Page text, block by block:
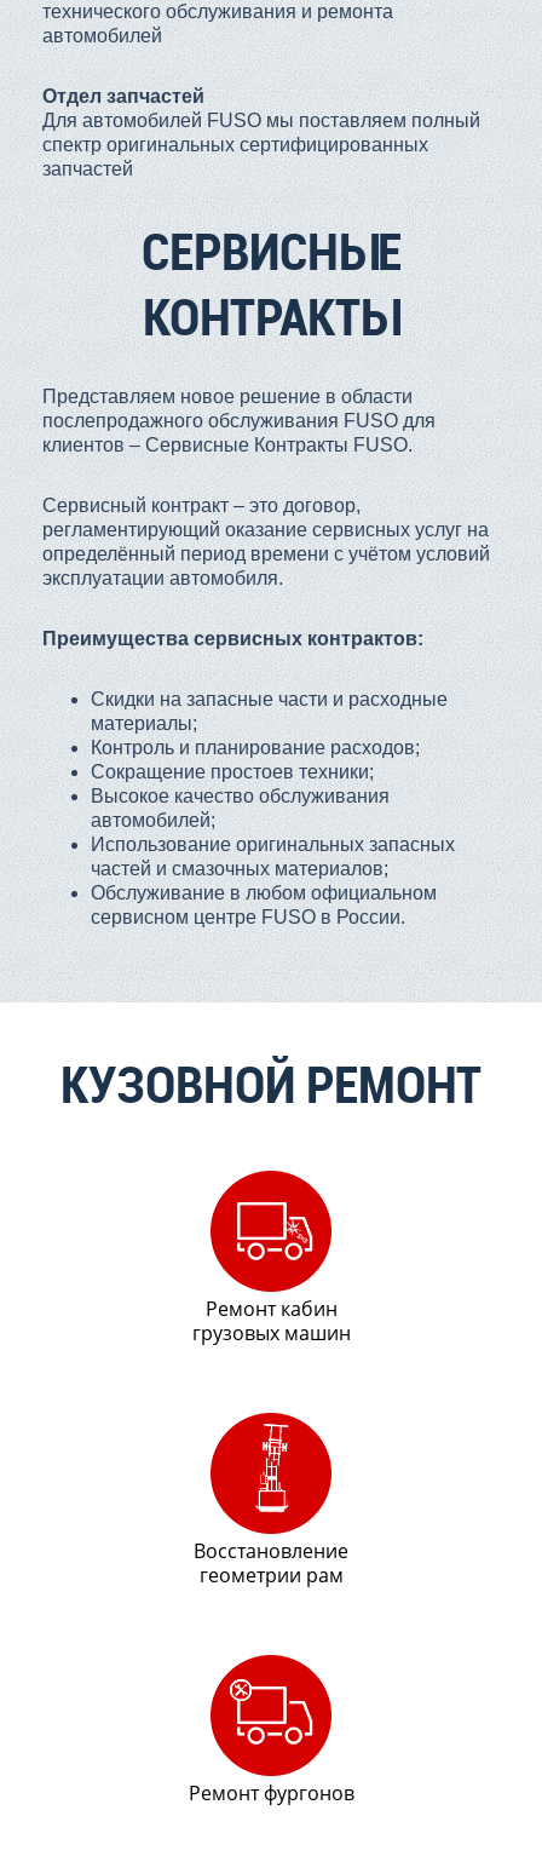
технического обслуживания и ремонта
автомобилей
Отдел запчастей
Для автомобилей FUSO мы поставляем полный
спектр оригинальных сертифицированных
запчастей
СЕРВИСНЫЕ
КОНТРАКТЫ
Представляем новое решение в области
послепродажного обслуживания FUSO для
клиентов – Сервисные Контракты FUSO.
Сервисный контракт – это договор,
регламентирующий оказание сервисных услуг на
определённый период времени с учётом условий
эксплуатации автомобиля.
Преимущества сервисных контрактов:
Скидки на запасные части и расходные
материалы;
Контроль и планирование расходов;
Сокращение простоев техники;
Высокое качество обслуживания
автомобилей;
Использование оригинальных запасных
частей и смазочных материалов;
Обслуживание в любом официальном
сервисном центре FUSO в России.
КУЗОВНОЙ РЕМОНТ
Ремонт кабин
грузовых машин
Восстановление
геометрии рам
Ремонт фургонов